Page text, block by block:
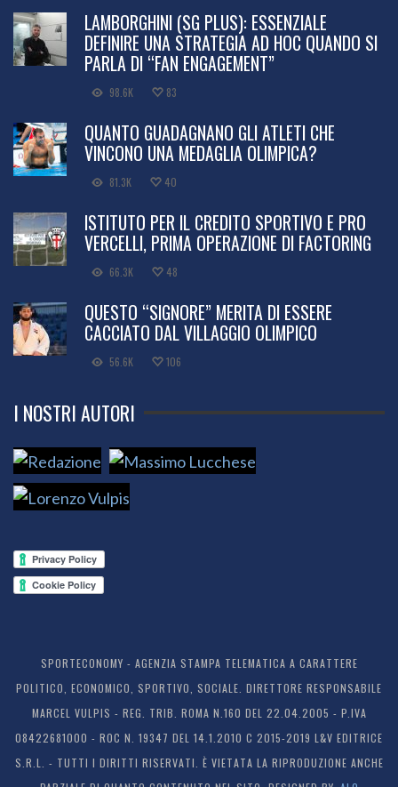
LAMBORGHINI (SG PLUS): ESSENZIALE
DEFINIRE UNA STRATEGIA AD HOC QUANDO SI
PARLA DI “FAN ENGAGEMENT”
98.6K 83
QUANTO GUADAGNANO GLI ATLETI CHE
VINCONO UNA MEDAGLIA OLIMPICA?
81.3K 40
ISTITUTO PER IL CREDITO SPORTIVO E PRO
VERCELLI, PRIMA OPERAZIONE DI FACTORING
66.3K 48
QUESTO “SIGNORE” MERITA DI ESSERE
CACCIATO DAL VILLAGGIO OLIMPICO
56.6K 106
I NOSTRI AUTORI
SPORTECONOMY - AGENZIA STAMPA TELEMATICA A CARATTERE
POLITICO, ECONOMICO, SPORTIVO, SOCIALE. DIRETTORE RESPONSABILE
MARCEL VULPIS - REG. TRIB. ROMA N.160 DEL 22.04.2005 - P.IVA
08422681000 - ROC N. 19347 DEL 14.1.2010 C 2015-2019 L&V EDITRICE
S.R.L. - TUTTI I DIRITTI RISERVATI. È VIETATA LA RIPRODUZIONE ANCHE